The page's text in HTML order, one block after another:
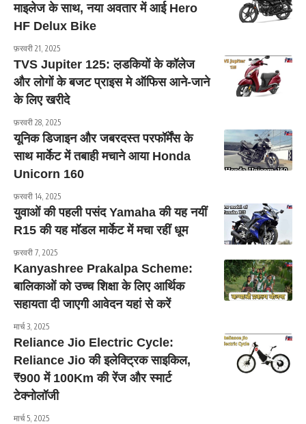
माइलेज के साथ, नया अवतार में आई Hero
HF Delux Bike
फ़रवरी 21, 2025
TVS Jupiter 125: ल़डकियों के कॉलेज
और लोगों के बजट प्राइस मे ऑफिस आने-जाने
के लिए खरीदे
फ़रवरी 28, 2025
यूनिक डिजाइन और जबरदस्त परफॉर्मेंस के
साथ मार्केट में तबाही मचाने आया Honda
Unicorn 160
फ़रवरी 14, 2025
युवाओं की पहली पसंद Yamaha की यह नयीं
R15 की यह मॉडल मार्केट में मचा रहीं धूम
फ़रवरी 7, 2025
Kanyashree Prakalpa Scheme:
बालिकाओं को उच्च शिक्षा के लिए आर्थिक
सहायता दी जाएगी आवेदन यहां से करें
मार्च 3, 2025
Reliance Jio Electric Cycle:
Reliance Jio की इलेक्ट्रिक साइकिल,
₹900 में 100Km की रेंज और स्मार्ट
टेक्नोलॉजी
मार्च 5, 2025